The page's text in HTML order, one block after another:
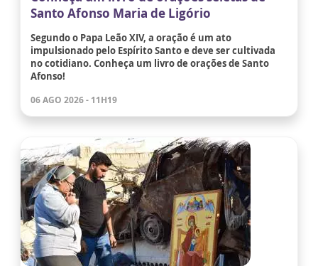
Santo Afonso Maria de Ligório
Segundo o Papa Leão XIV, a oração é um ato
impulsionado pelo Espírito Santo e deve ser cultivada
no cotidiano. Conheça um livro de orações de Santo
Afonso!
06 AGO 2026 - 11H19